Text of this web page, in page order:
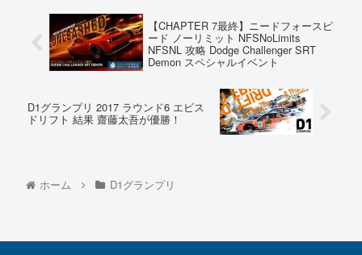
【CHAPTER 7最終】ニードフォースピ
ード ノーリミット NFSNoLimits
NFSNL 攻略 Dodge Challenger SRT
Demon スペシャルイベント
D1グランプリ 2017 ラウンド6 エビス
ドリフト 結果 齋藤太吾が優勝！
ホーム D1グランプリ